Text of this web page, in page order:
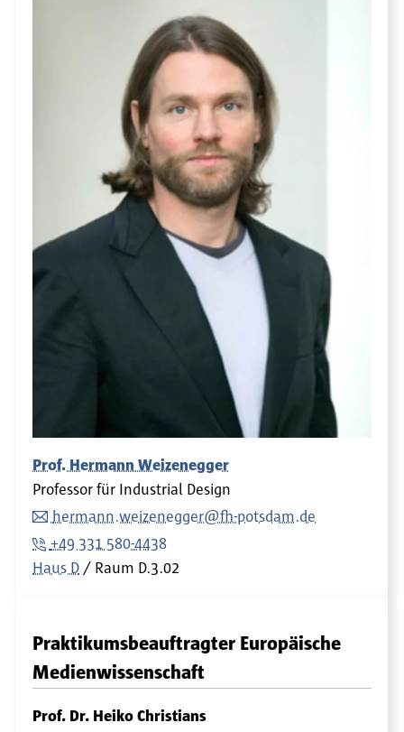
Prof. Hermann Weizenegger
Professor für Industrial Design
hermann.weizenegger@fh-potsdam.de
+49 331 580-4438
Haus D
Raum D.3.02
Praktikumsbeauftragter Europäische
Medienwissenschaft
Prof. Dr. Heiko Christians